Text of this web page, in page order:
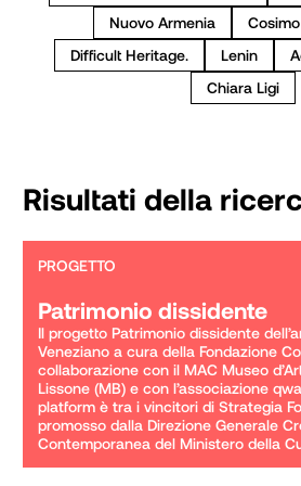
Nuovo Armenia
Difficult Heritage.
Lenin
Chiara Ligi
Risultati della
PROGETTO
Patrimonio dissidente
Il progetto Patrimonio dissidente
Veneziano a cura della Fondazione
collaborazione con il MAC Museo
Lissone (MB) e con l’associazione
platform è tra i vincitori di Strategia
promosso dalla Direzione Generale
Contemporanea del Ministero della